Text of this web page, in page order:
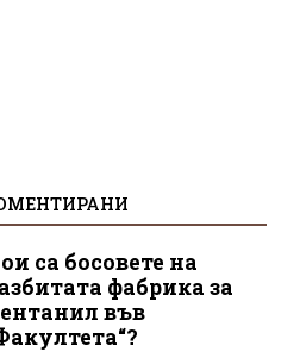
са босовете на
фабрика за
във